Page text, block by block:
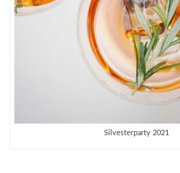
Silvesterparty 2021